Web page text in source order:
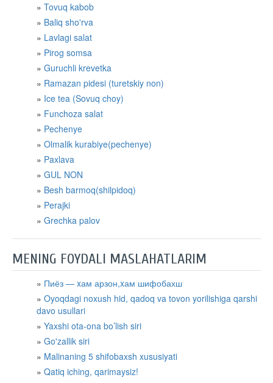
Tovuq kabob
Baliq sho'rva
Lavlagi salat
Pirog somsa
Guruchli krevetka
Ramazan pidesi (turetskiy non)
Ice tea (Sovuq choy)
Funchoza salat
Pechenye
Olmalik kurabiye(pechenye)
Paxlava
GUL NON
Besh barmoq(shilpidoq)
Perajki
​Grechka palov
MENING FOYDALI MASLAHATLARIM
Пиёз — xам арзон,xам шифобахш
Oyoqdagi noxush hid, qadoq va tovon yorilishiga qarshi
davo usullari
Yaxshi ota-ona bo’lish siri
Go'zallik siri
Malinaning 5 shifobaxsh xususiyati
Qatiq iching, qarimaysiz!